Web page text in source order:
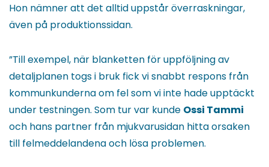
Hon nämner att det alltid uppstår överraskningar,
även på produktionssidan.
”Till exempel, när blanketten för uppföljning av
detaljplanen togs i bruk fick vi snabbt respons från
kommunkunderna om fel som vi inte hade upptäckt
under testningen. Som tur var kunde Ossi Tammi
och hans partner från mjukvarusidan hitta orsaken
till felmeddelandena och lösa problemen.